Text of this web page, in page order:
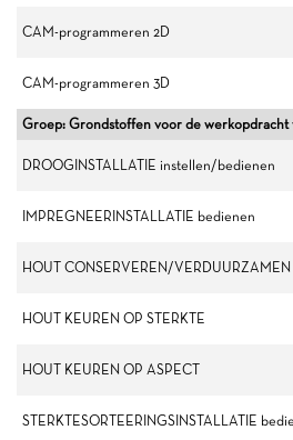
CAM-programmeren 2D
CAM-programmeren 3D
Groep: Grondstoffen voor de
DROOGINSTALLATIE instellen/bedienen
IMPREGNEERINSTALLATIE bedienen
HOUT CONSERVEREN/VERDUURZAMEN
HOUT KEUREN OP STERKTE
HOUT KEUREN OP ASPECT
STERKTESORTEERINGSINSTALLATIE